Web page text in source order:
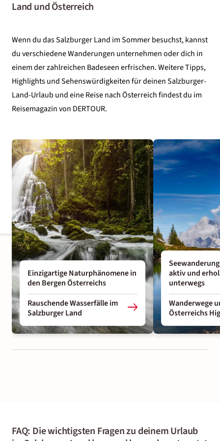
Land und Österreich
Wenn du das Salzburger Land im Sommer besuchst, kannst
du verschiedene Wanderungen unternehmen oder dich in
einem der zahlreichen Badeseen erfrischen. Weitere Tipps,
Highlights und Sehenswürdigkeiten für deinen Salzburger-
Land-Urlaub und eine Reise nach Österreich findest du im
Reisemagazin von DERTOUR.
Einzigartige Naturphänomene in
den Bergen Österreichs
Rauschende Wasserfälle im
Salzburger Land
aktiv und
unterwegs
Wanderwege
Österreichs
FAQ: Die wichtigsten Fragen zu deinem Urlaub